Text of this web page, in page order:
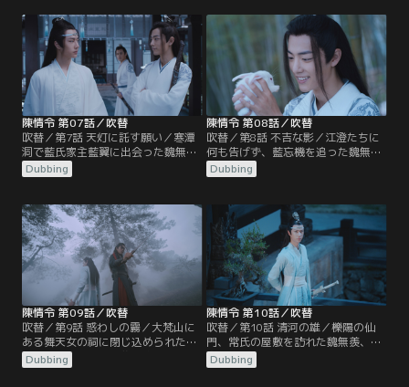
彩衣鎮では水の怪が出現し、碧霊湖
で舟に乗った人々を次々と落水させ
ているという事件が起きていた。知
らせを受けた藍氏宗主の藍曦臣
は…。
るが、すぐに酔い潰れた藍忘機は魏
無羨の部屋で寝てしまう。翌朝、藍
啓仁は大いに怒って魏無羨や藍忘機
に重い罰を与えるのだった。一方、
藍曦臣は…。
陳情令 第07話／吹替
吹替／第7話 天灯に託す願い／寒潭
洞で藍氏家主藍翼に出会った魏無羨
と藍忘機。藍翼は2人に陰鉄の災い
を食い止めるよう託して霊識は消滅
たが、天灯を揚げる際、江厭離に対
する金子軒の態度に激怒、取っ組み
合いのケンカとなる。蘭氏の宗主、
江氏の宗主も集まり協議する中、江
宗主は…。
Dubbing
陳情令 第08話／吹替
吹替／第8話 不吉な影／江澄たちに
何も告げず、藍忘機を追った魏無
羨。藍忘機と共に残りの陰鉄を探し
に行くが、常に不気味な梟にあとを
は聶懐桑と遭遇、蒔花女の屋敷に陰
鉄があると突き止めるが、すでに温
晁から陰鉄を奪われたあとだった。
その頃、魏無羨を追って蓮花塢をあ
とにした江澄は…。
Dubbing
陳情令 第09話／吹替
吹替／第9話 惑わしの霧／大梵山に
ある舞天女の祠に閉じ込められた魏
無羨と藍忘機たち。襲い掛かる村人
たちを操っていたのは温晁だった。
Dubbing
陳情令 第10話／吹替
吹替／第10話 清河の雄／櫟陽の仙
門、常氏の屋敷を訪れた魏無羨、藍
忘機、江澄だったが、なんと常氏一
族は薛洋の手で惨殺されていた。そ
Dubbing